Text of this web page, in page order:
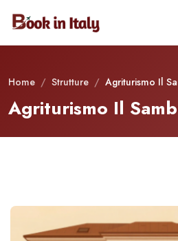
Home / Strutture / Agriturismo Il
Agriturismo Il